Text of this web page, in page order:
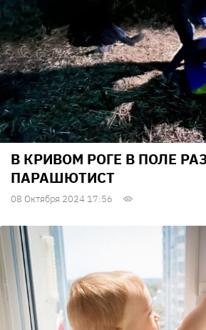
В КРИВОМ РОГЕ В ПОЛЕ
ПАРАШЮТИСТ
08 Октября 2024 17:56